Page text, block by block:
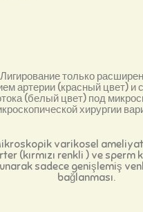
только
артерии (красный цвет) и
(белый цвет) под
хирургии
varikosel
(kırmızı renkli ) ve sperm
sadece genişlemiş
bağlanması.